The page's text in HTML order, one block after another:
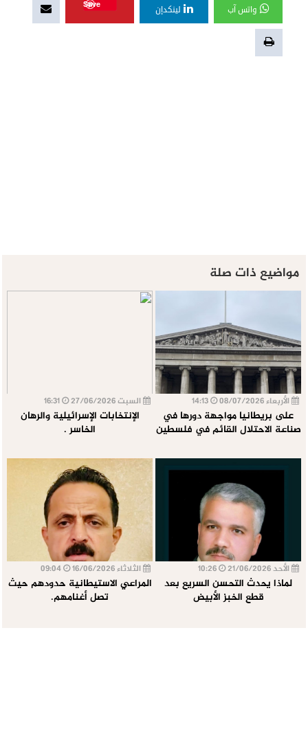
واتس آب لينكدإن
Save
مواضيع ذات صلة
الأربعاء 08/07/2026
على بريطانيا مواجهة دورها في
صناعة الاحتلال القائم في فلسطين
السبت 27/06/2026
الإنتخابات الإسرائيلية والرهان
الخاسر .
الأحد 21/06/2026
لماذا يحدث التحسن السريع بعد
قطع الخبز الأبيض
الثلاثاء 16/06/2026
المراعي الاستيطانية حدودهم حيث
تصل أغنامهم.